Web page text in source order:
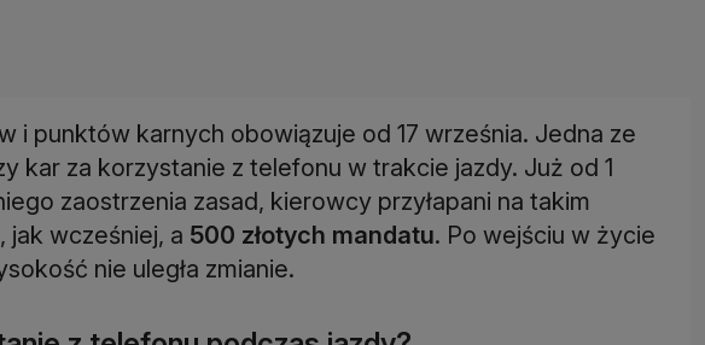
i punktów karnych obowiązuje od 17 września. Jedna ze
kar za korzystanie z telefonu w trakcie jazdy. Już od 1
zaostrzenia zasad, kierowcy przyłapani na takim
jak wcześniej, a 500 złotych mandatu. Po wejściu w życie
nie uległa zmianie.